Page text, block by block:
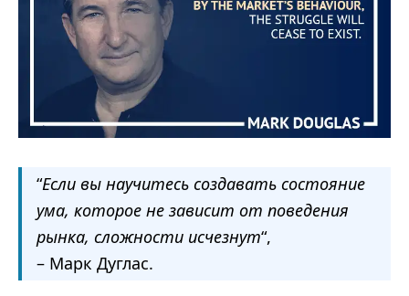
“Если вы научитесь создавать состояние
ума, которое не зависит от поведения
рынка, сложности исчезнут“,
– Марк Дуглас.